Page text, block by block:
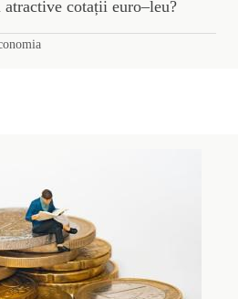
cotații euro–leu?